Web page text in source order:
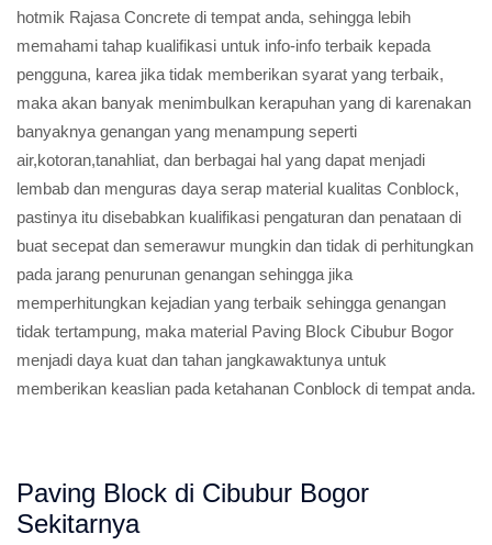
hotmik Rajasa Concrete di tempat anda, sehingga lebih
memahami tahap kualifikasi untuk info-info terbaik kepada
pengguna, karea jika tidak memberikan syarat yang terbaik,
maka akan banyak menimbulkan kerapuhan yang di karenakan
banyaknya genangan yang menampung seperti
air,kotoran,tanahliat, dan berbagai hal yang dapat menjadi
lembab dan menguras daya serap material kualitas Conblock,
pastinya itu disebabkan kualifikasi pengaturan dan penataan di
buat secepat dan semerawur mungkin dan tidak di perhitungkan
pada jarang penurunan genangan sehingga jika
memperhitungkan kejadian yang terbaik sehingga genangan
tidak tertampung, maka material Paving Block Cibubur Bogor
menjadi daya kuat dan tahan jangkawaktunya untuk
memberikan keaslian pada ketahanan Conblock di tempat anda.
Paving Block di Cibubur Bogor
Sekitarnya